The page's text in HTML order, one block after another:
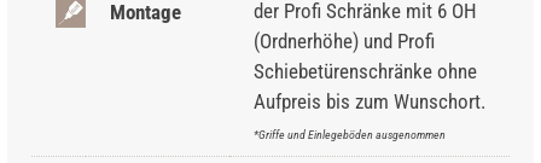
Montage
der Profi Schränke mit 6 OH
(Ordnerhöhe) und Profi
Schiebetürenschränke ohne
Aufpreis bis zum Wunschort.
*Griffe und Einlegeböden ausgenommen